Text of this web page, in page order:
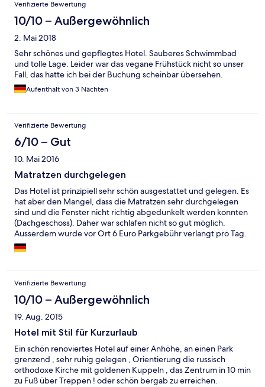
Verifizierte Bewertung
10/10 – Außergewöhnlich
2. Mai 2018
Sehr schönes und gepflegtes Hotel. Sauberes Schwimmbad
und tolle Lage. Leider war das vegane Frühstück nicht so unser
Fall, das hatte ich bei der Buchung scheinbar übersehen.
Aufenthalt von 3 Nächten
Verifizierte Bewertung
6/10 – Gut
10. Mai 2016
Matratzen durchgelegen
Das Hotel ist prinzipiell sehr schön ausgestattet und gelegen. Es
hat aber den Mangel, dass die Matratzen sehr durchgelegen
sind und die Fenster nicht richtig abgedunkelt werden konnten
(Dachgeschoss). Daher war schlafen nicht so gut möglich.
Ausserdem wurde vor Ort 6 Euro Parkgebühr verlangt pro Tag.
Dies war vorher nicht angegeben worden. Daher haben wir
auch nicht bezahlt. Komisch ist auch, dass das Hotel den
Autos regelmäßig eingeparkt werden. Auf der Strasse ist Parken
verboten (Kurbereich).
Verifizierte Bewertung
10/10 – Außergewöhnlich
19. Aug. 2015
Hotel mit Stil für Kurzurlaub
Ein schön renoviertes Hotel auf einer Anhöhe, an einen Park
grenzend , sehr ruhig gelegen , Orientierung die russisch
orthodoxe Kirche mit goldenen Kuppeln , das Zentrum in 10 min
zu Fuß über Treppen ! oder schön bergab zu erreichen.